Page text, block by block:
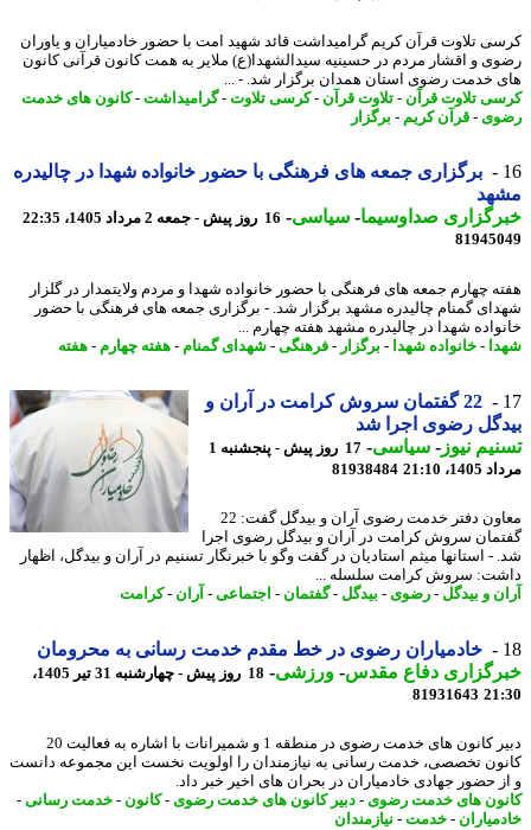
تلاوت قرآن کریم گرامیداشت قائد شهید امت با حضور خادمیاران و یاوران
و اقشار مردم در حسینیه سیدالشهدا(ع) ملایر به همت کانون قرآنی کانون
خدمت رضوی استان همدان برگزار شد. - ...
تلاوت قرآن- تلاوت قرآن- کرسی تلاوت-گرامیداشت -کانون های خدمت
-قرآن کریم- برگزار
برگزاری جمعه های فرهنگی با حضور خانواده شهدا در چالیدره
صداوسیما-سیاسی-16 روز پیش - جمعه 2 مرداد 1405، 22:35
چهارم جمعه های فرهنگی با حضور خانواده شهدا و مردم ولایتمدار در گلزار
گمنام چالیدره مشهد برگزار شد. - برگزاری جمعه های فرهنگی با حضور
شهدا در چالیدره مشهد هفته چهارم ...
-خانواده شهدا-برگزار - فرهنگی-شهدای گمنام-هفته چهارم-هفته
22 گفتمان سروش کرامت در آران و
رضوی اجرا شد
نیوز-سیاسی-
17 روز پیش - پنجشنبه 1
21:10
81938484
معاون دفتر خدمت رضوی آران و بیدگل گفت: 22
سروش کرامت در آران و بیدگل رضوی اجرا
استانها میثم استادیان در گفت وگو با خبرنگار تسنیم در آران و بیدگل، اظهار
سروش کرامت سلسله ...
و بیدگل-رضوی-بیدگل-گفتمان-اجتماعی-آران - کرامت
خادمیاران رضوی در خط مقدم خدمت رسانی به محرومان
دفاع مقدس-ورزشی-
18 روز پیش - چهارشنبه 31 تیر 1405،
81931643
دبیر کانون های خدمت رضوی در منطقه 1 و شمیرانات با اشاره به فعالیت 20
تخصصی، خدمت رسانی به نیازمندان را اولویت نخست این مجموعه دانست
حضور جهادی خادمیاران در بحران های اخیر خبر داد.
های خدمت رضوی-دبیر کانون های خدمت رضوی-کانون-خدمت رسانی-
- خدمت-نیازمندان